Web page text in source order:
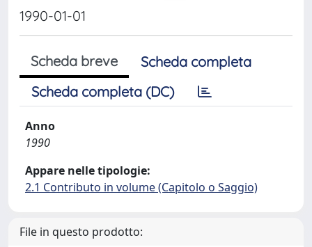
1990-01-01
Scheda breve
Scheda completa
Scheda completa (DC)
Anno
1990
Appare nelle tipologie:
2.1 Contributo in volume (Capitolo o Saggio)
File in questo prodotto: